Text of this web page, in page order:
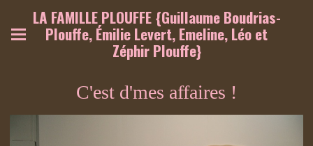
LA FAMILLE PLOUFFE {Guillaume Boudrias-
Plouffe, Émilie Levert, Emeline, Léo et
Zéphir Plouffe}
C'est d'mes affaires !